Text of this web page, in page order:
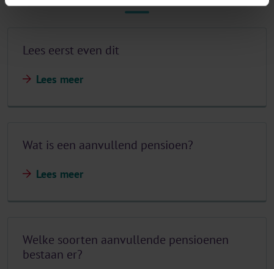
Lees eerst even dit
Lees meer
Wat is een aanvullend pensioen?
Lees meer
Welke soorten aanvullende pensioenen
bestaan er?